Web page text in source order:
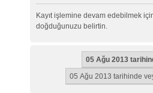
Kayıt işlemine devam edebilmek
doğduğunuzu belirtin.